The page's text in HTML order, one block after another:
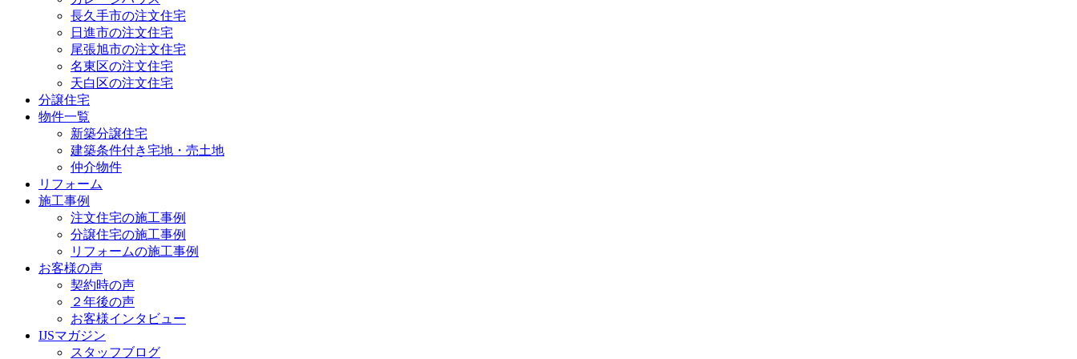
長久手市の注文住宅
日進市の注文住宅
尾張旭市の注文住宅
名東区の注文住宅
天白区の注文住宅
分譲住宅
物件一覧
新築分譲住宅
建築条件付き宅地・売土地
仲介物件
リフォーム
施工事例
注文住宅の施工事例
分譲住宅の施工事例
リフォームの施工事例
お客様の声
契約時の声
２年後の声
お客様インタビュー
IJSマガジン
スタッフブログ